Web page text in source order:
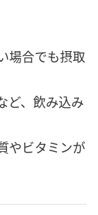
場合でも摂取
ど、飲み込み
やビタミンが